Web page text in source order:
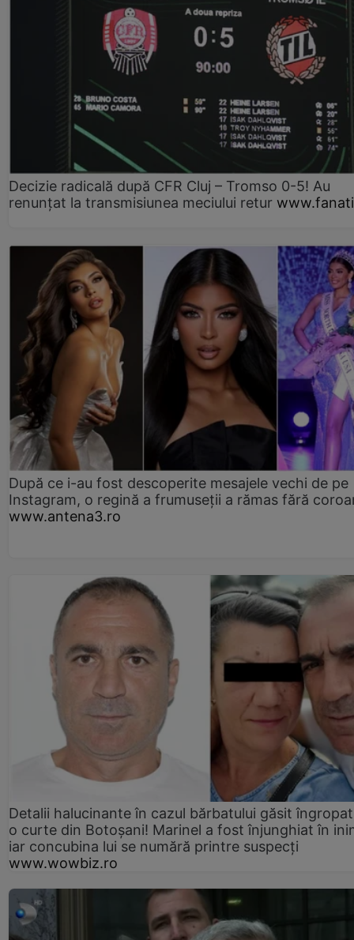
Decizie radicală după CFR Cluj – Tromso 0-5! Au
renunțat la transmisiunea meciului retur
După ce i-au fost descoperite mesajele vechi de pe
Instagram, o regină a frumuseții a rămas fără
www.antena3.ro
Detalii halucinante în cazul bărbatului găsit
o curte din Botoșani! Marinel a fost înjunghiat în
iar concubina lui se numără printre suspecți
www.wowbiz.ro